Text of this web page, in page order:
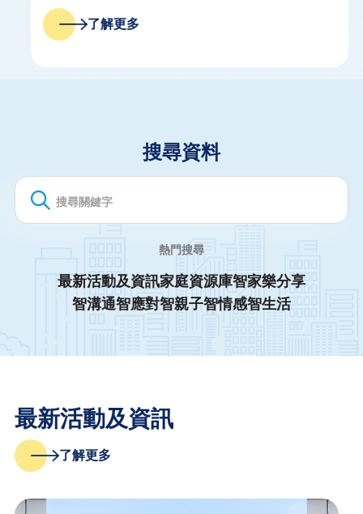
了解更多
搜尋資料
熱門搜尋
最新活動及資訊家庭資源庫智家樂分享
智溝通智應對智親子智情感智生活
最新活動及資訊
了解更多